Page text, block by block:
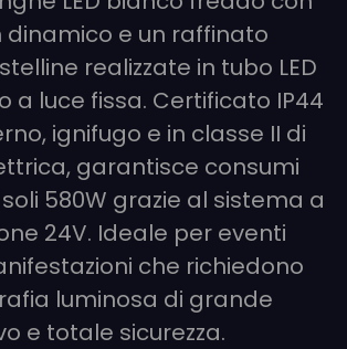
e un raffinato
realizzate in tubo LED
a luce fissa. Certificato IP44
ignifugo e in classe II di
garantisce consumi
580W grazie al sistema a
24V. Ideale per eventi
che richiedono
luminosa di grande
e totale sicurezza.